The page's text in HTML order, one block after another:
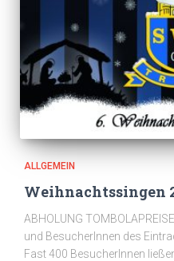
ALLGEMEIN
Weihnachtssingen
ABHOLUNG
und BesucherInnen des
Fast 400 BesucherInnen